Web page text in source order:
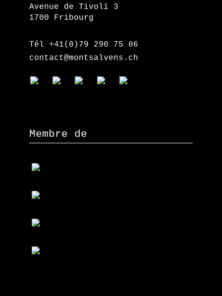
Avenue de Tivoli 3
1700 Fribourg
Tél +41(0)79 290 75 86
contact@montsalvens.ch
Membre de